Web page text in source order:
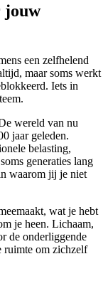
jouw
een zelfhelend
maar soms werkt
Iets in
wereld van nu
jaar geleden.
belasting,
generaties lang
waarom jij je niet
wat je hebt
je heen. Lichaam,
de onderliggende
ruimte om zichzelf